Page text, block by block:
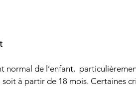
de l’enfant,
à partir de 18 mois. Certaines